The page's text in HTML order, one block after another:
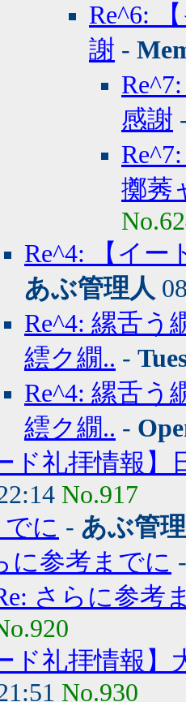
Re^6:
謝 -
感謝
擲莠
Re^4: 【イー
あぶ管理人
Re^4: 縲舌う
繧ク繝.. -
Re^4: 縲舌う
繧ク繝.. -
ド礼拝情報
No.917
に - あぶ管
に参考までに
さらに参考
ド礼拝情報】
No.930